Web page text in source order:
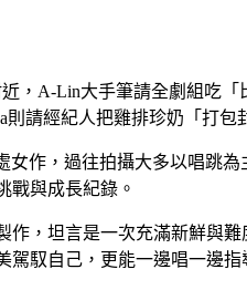
，A-Lin大手筆請全劇組吃
請經紀人把雞排珍奶「打
作，過往拍攝大多以唱跳
戰與成長紀錄。
，坦言是一次充滿新鮮與
馭自己，更能一邊唱一邊